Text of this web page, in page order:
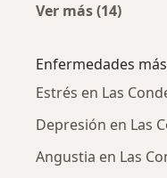
Ver más (14)
Enfermedades
Estrés en Las
Depresión en Las
Angustia en Las